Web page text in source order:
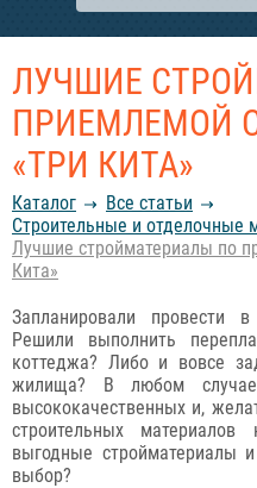
ЛУЧШИЕ
ПРИЕМЛЕМОЙ
«ТРИ КИТА»
Каталог
Все статьи
Строительные и отделочные
Лучшие стройматериалы по
Кита»
Запланировали провести
Решили выполнить
коттеджа? Либо и вовсе
жилища? В любом случае
высококачественных и,
строительных
выгодные стройматериалы
выбор?